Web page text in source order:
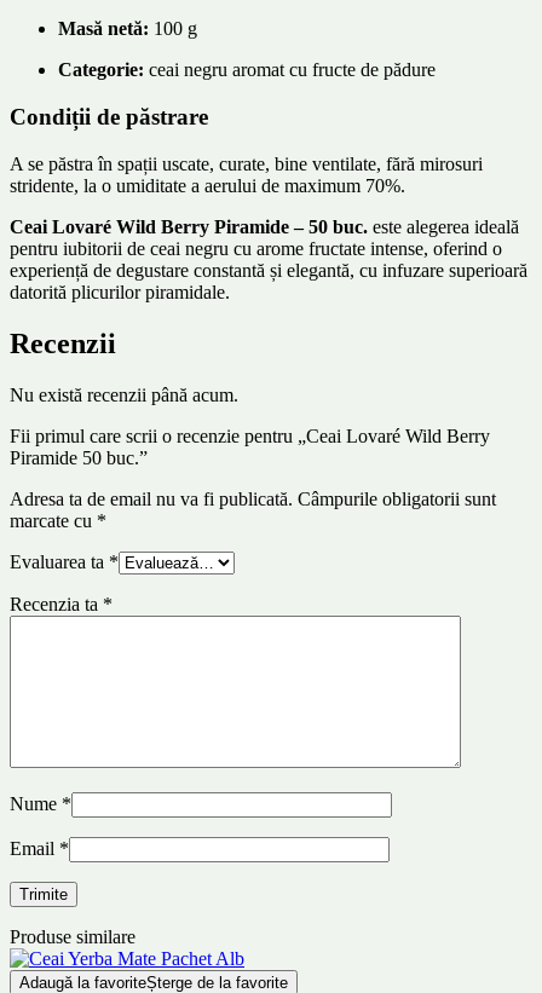
Masă netă: 100 g
Categorie: ceai negru aromat cu fructe de pădure
Condiții de păstrare
A se păstra în spații uscate, curate, bine ventilate, fără mirosuri
stridente, la o umiditate a aerului de maximum 70%.
Ceai Lovaré Wild Berry Piramide – 50 buc. este alegerea ideală
pentru iubitorii de ceai negru cu arome fructate intense, oferind o
experiență de degustare constantă și elegantă, cu infuzare superioară
datorită plicurilor piramidale.
Recenzii
Nu există recenzii până acum.
Fii primul care scrii o recenzie pentru „Ceai Lovaré Wild Berry
Piramide 50 buc.”
Adresa ta de email nu va fi publicată. Câmpurile obligatorii sunt
marcate cu *
Evaluarea ta *
Recenzia ta *
Nume *
Email *
Produse similare
Adaugă la favoriteȘterge de la favorite